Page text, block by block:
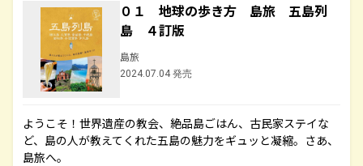
０１ 地球の歩き方 島旅 五島列
島 ４訂版
島旅
2024.07.04 発売
ようこそ！世界遺産の教会、絶品島ごはん、古民家ステイな
ど、島の人が教えてくれた五島の魅力をギュッと凝縮。さあ、
島旅へ。